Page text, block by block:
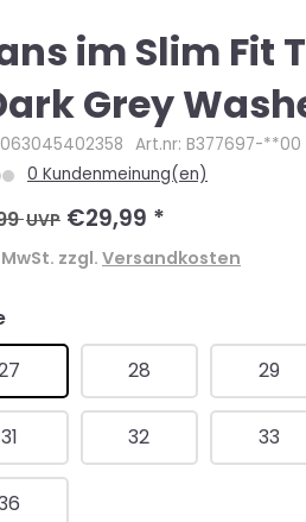
im Slim Fit
Grey
Art.nr: B377697-**00
0 Kundenmeinung(en)
UVP €29,99 *
zzgl. Versandkosten
28 29
31 32 33